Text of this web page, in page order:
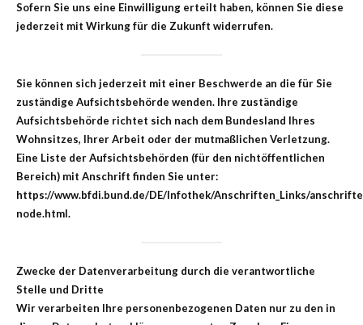
Sofern Sie uns eine Einwilligung erteilt haben, können Sie diese
jederzeit mit Wirkung für die Zukunft widerrufen.
Sie können sich jederzeit mit einer Beschwerde an die für Sie
zuständige Aufsichtsbehörde wenden. Ihre zuständige
Aufsichtsbehörde richtet sich nach dem Bundesland Ihres
Wohnsitzes, Ihrer Arbeit oder der mutmaßlichen Verletzung.
Eine Liste der Aufsichtsbehörden (für den nichtöffentlichen
Bereich) mit Anschrift finden Sie unter:
https://www.bfdi.bund.de/DE/Infothek/Anschriften_Links/
node.html.
Zwecke der Datenverarbeitung durch die verantwortliche
Stelle und Dritte
Wir verarbeiten Ihre personenbezogenen Daten nur zu den in